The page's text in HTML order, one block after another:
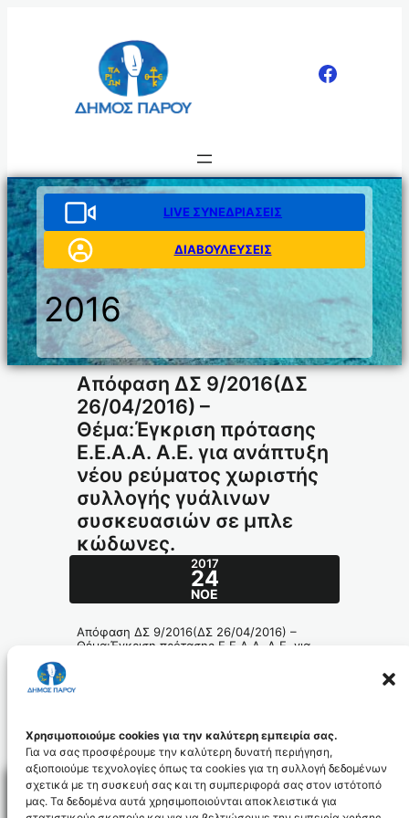
Χρησιμοποιούμε cookies για την καλύτερη εμπειρία σας.
Για να σας προσφέρουμε την καλύτερη δυνατή περιήγηση,
αξιοποιούμε τεχνολογίες όπως τα cookies για τη συλλογή δεδομένων
σχετικά με τη συσκευή σας και τη συμπεριφορά σας στον ιστότοπό
μας. Τα δεδομένα αυτά χρησιμοποιούνται αποκλειστικά για
LIVE ΣΥΝΕΔΡΙΑΣΕΙΣ
ΔΙΑΒΟΥΛΕΥΣΕΙΣ
2016
Απόφαση ΔΣ 9/2016(ΔΣ
26/04/2016) –
Θέμα:Έγκριση πρότασης
Ε.Ε.Α.Α. Α.Ε. για ανάπτυξη
νέου ρεύματος χωριστής
συλλογής γυάλινων
συσκευασιών σε μπλε
κώδωνες.
2017
24
ΝΟΈ
Απόφαση ΔΣ 9/2016(ΔΣ 26/04/2016) –
Θέμα:Έγκριση πρότασης Ε.Ε.Α.Α. Α.Ε. για
121-2016_id4583